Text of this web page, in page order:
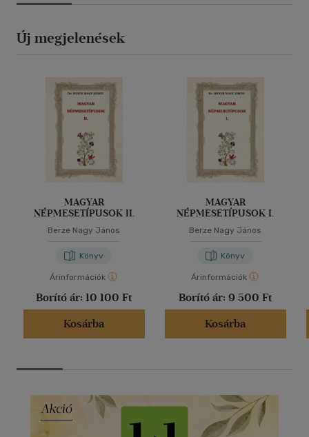
Új megjelenések
MAGYAR
NÉPMESETÍPUSOK II.
Berze Nagy János
Könyv
Árinformációk
Borító ár: 10 100 Ft
Kosárba
MAGYAR
NÉPMESETÍPUSOK I.
Berze Nagy János
Könyv
Árinformációk
Borító ár: 9 500 Ft
Kosárba